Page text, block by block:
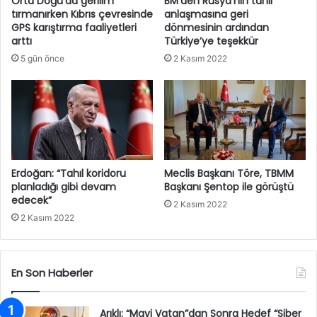
tırmanırken Kıbrıs çevresinde
GPS karıştırma faaliyetleri
arttı
5 gün önce
anlaşmasına geri
dönmesinin ardından
Türkiye’ye teşekkür
2 Kasım 2022
Erdoğan: “Tahıl koridoru
planladığı gibi devam
edecek”
2 Kasım 2022
Meclis Başkanı Töre, TBMM
Başkanı Şentop ile görüştü
2 Kasım 2022
En Son Haberler
Arıklı: “Mavi Vatan”dan Sonra Hedef “Siber